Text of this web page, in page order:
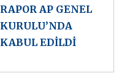
RAPOR AP GENEL
KURULU’NDA
KABUL EDİLDİ